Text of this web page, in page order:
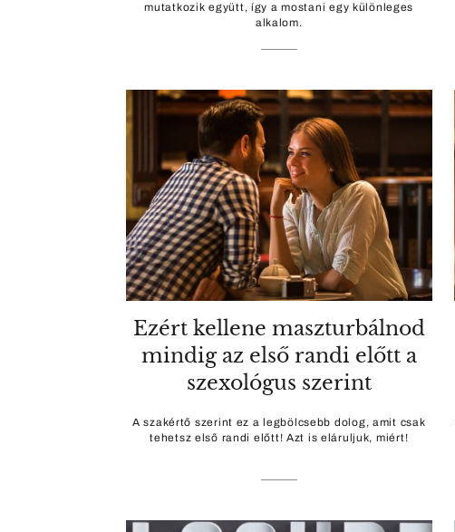
mutatkozik együtt, így a mostani egy különleges
alkalom.
Ezért kellene maszturbálnod
mindig az első randi előtt a
szexológus szerint
A szakértő szerint ez a legbölcsebb dolog, amit csak
tehetsz első randi előtt! Azt is eláruljuk, miért!